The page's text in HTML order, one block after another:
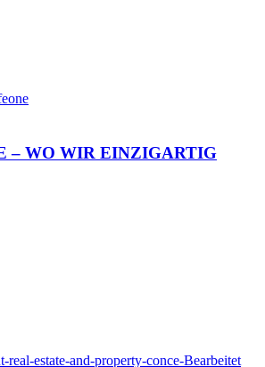
– WO WIR EINZIGARTIG